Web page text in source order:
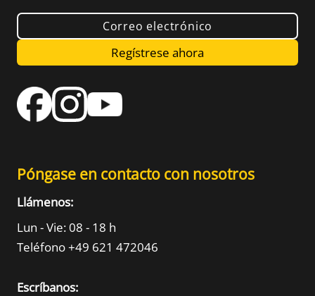
Correo electrónico
Regístrese ahora
Póngase en contacto con nosotros
Llámenos:
Lun - Vie: 08 - 18 h
Teléfono +49 621 472046
Escríbanos: